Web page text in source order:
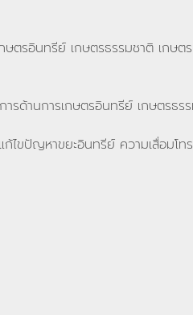
อินทรีย์ เกษตรธรรมชาติ เกษตร
านการเกษตรอินทรีย์ เกษตรธรร
ไขปัญหาขยะอินทรีย์ ความเสื่อมโท